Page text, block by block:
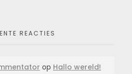
REACTIES
op Hallo wereld!